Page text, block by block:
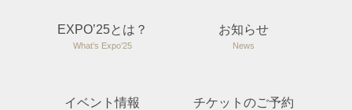
EXPO’25とは？
What’s Expo’25
お知らせ
News
イベント情報 チケットのご予約